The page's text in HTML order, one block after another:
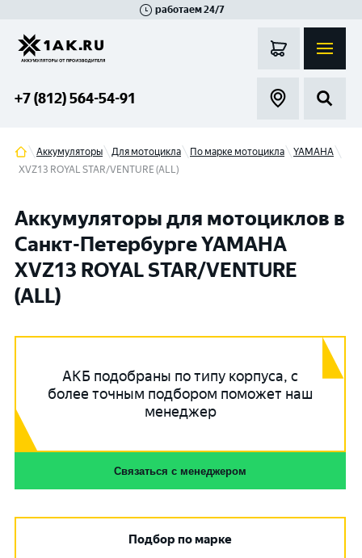
работаем 24/7
+7 (812) 564-54-91
Аккумуляторы Для мотоцикла По марке мотоцикла
YAMAHA
XVZ13 ROYAL STAR/VENTURE (ALL)
Аккумуляторы для мотоциклов в
Санкт-Петербурге YAMAHA
XVZ13 ROYAL STAR/VENTURE
(ALL)
АКБ подобраны по типу корпуса, с
более точным подбором поможет наш
менеджер
Связаться с менеджером
Подбор по марке
Гатчина